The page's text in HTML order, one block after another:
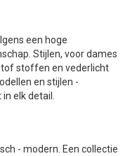
een hoge
Stijlen, voor dames
stoffen en vederlicht
en stijlen -
elk detail.
- modern. Een collectie